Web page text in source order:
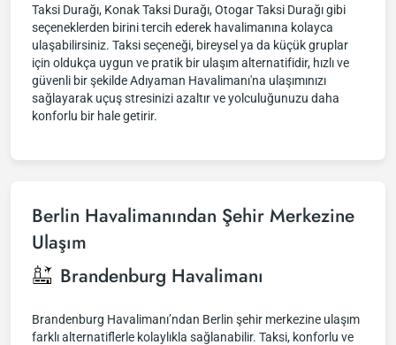
Taksi Durağı, Konak Taksi Durağı, Otogar Taksi Durağı gibi
seçeneklerden birini tercih ederek havalimanına kolayca
ulaşabilirsiniz. Taksi seçeneği, bireysel ya da küçük gruplar
için oldukça uygun ve pratik bir ulaşım alternatifidir, hızlı ve
güvenli bir şekilde Adıyaman Havalimanı'na ulaşımınızı
sağlayarak uçuş stresinizi azaltır ve yolculuğunuzu daha
konforlu bir hale getirir.
Berlin Havalimanından Şehir Merkezine
Ulaşım
Brandenburg Havalimanı
Brandenburg Havalimanı’ndan Berlin şehir merkezine ulaşım
farklı alternatiflerle kolaylıkla sağlanabilir. Taksi, konforlu ve